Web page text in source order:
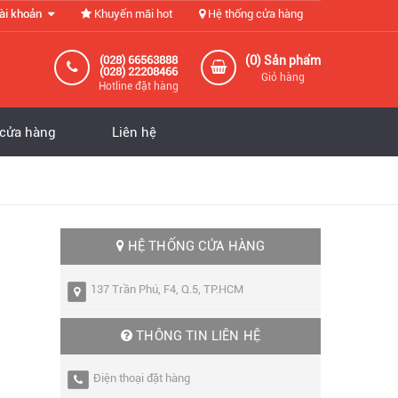
khoản Khuyến mãi hot Hệ thống cửa hàng
(0) Sản phẩm
Giỏ hàng
(028) 66563888
(028) 22208466
Hotline đặt hàng
hàng Liên hệ
HỆ THỐNG CỬA HÀNG
137 Trần Phú, F4, Q.5, TP.HCM
THÔNG TIN LIÊN HỆ
Điện thoại đặt hàng